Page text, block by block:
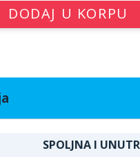
DODAJ U KORPU
SPOLJNA I